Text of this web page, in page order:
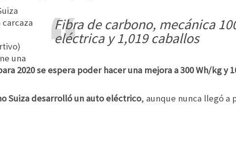
fibra de carbono, mecánica 100%
eléctrica y 1,019 caballos
una
2020 se espera poder hacer una mejora a 300 Wh/kg y
Suiza desarrolló un auto eléctrico, aunque nunca llegó a